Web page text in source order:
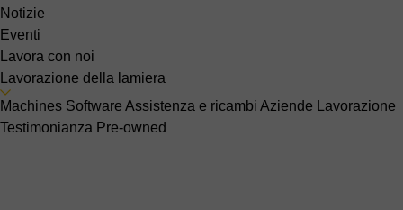
Notizie
Eventi
Lavora con noi
Lavorazione della lamiera
Machines Software Assistenza e ricambi Aziende
Lavorazione
Testimonianza Pre-owned